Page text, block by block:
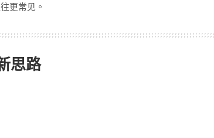
更常见。
思路